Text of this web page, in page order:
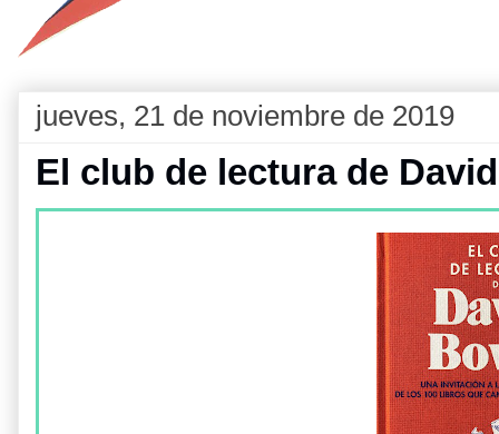
jueves, 21 de noviembre de 2019
El club de lectura de